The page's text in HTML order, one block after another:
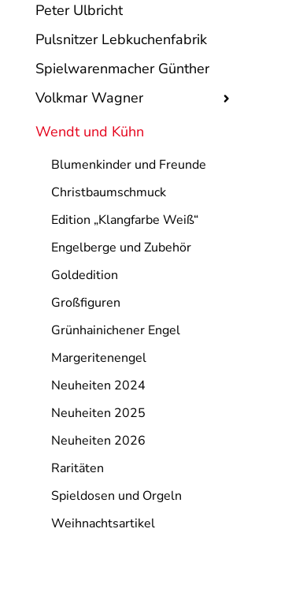
Peter Ulbricht
Pulsnitzer Lebkuchenfabrik
Spielwarenmacher Günther
Volkmar Wagner
Wendt und Kühn
Blumenkinder und Freunde
Christbaumschmuck
Edition „Klangfarbe Weiß“
Engelberge und Zubehör
Goldedition
Großfiguren
Grünhainichener Engel
Margeritenengel
Neuheiten 2024
Neuheiten 2025
Neuheiten 2026
Raritäten
Spieldosen und Orgeln
Weihnachtsartikel